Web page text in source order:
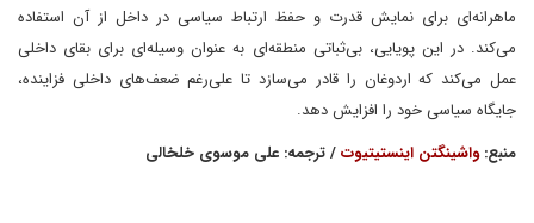
ماهرانه‌ای برای نمایش قدرت و حفظ ارتباط سیاسی در داخل از آن استفاده
می‌کند. در این پویایی، بی‌ثباتی منطقه‌ای به عنوان وسیله‌ای برای بقای داخلی
عمل می‌کند که اردوغان را قادر می‌سازد تا علی‌رغم ضعف‌های داخلی فزاینده،
جایگاه سیاسی خود را افزایش دهد.
منبع:واشینگتن اینستیتیوت/ ترجمه: علی موسوی خلخالی